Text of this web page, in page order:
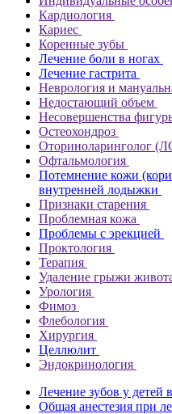
Кардиология
Кариес
Коренные зубы
Лечение боли в ногах
Лечение гастрита
Неврология и
Недостающий объем
Несовершенства
Остеохондроз
Оториноларинголог
Офтальмология
Потемнение кожи
внутренней лодыжки
Признаки старения
Проблемная кожа
Проблемы с эрекцией
Проктология
Терапия
Удаление грыжи
Урология
Фимоз
Флебология
Хирургия
Целлюлит
Эндокринология
Лечение зубов у детей
Общая анестезия при